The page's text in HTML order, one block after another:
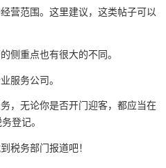
营范围。这里建议，这类帖子可以
侧重点也有很大的不同。
服务公司。
，无论你是否开门迎客，都应当在
登记。
税务部门报道吧！